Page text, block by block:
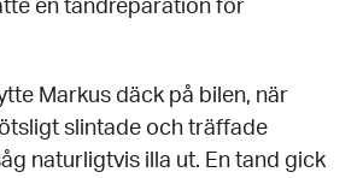
en tandreparation för
Markus däck på bilen, när
slintade och träffade
naturligtvis illa ut. En tand gick